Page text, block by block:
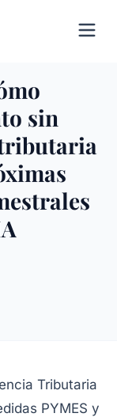
sin
Tributaria
PYMES y